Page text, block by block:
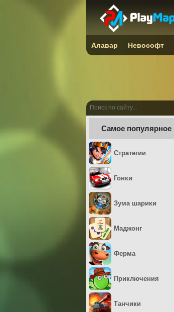
Самое популярное
Стратегии
Гонки
Зума шарики
Маджонг
Ферма
Приключения
Танчики
Алавар Невософт